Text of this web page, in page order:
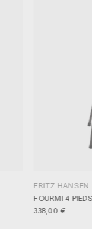
FRITZ HANSEN
FOURMI 4
338,00 €